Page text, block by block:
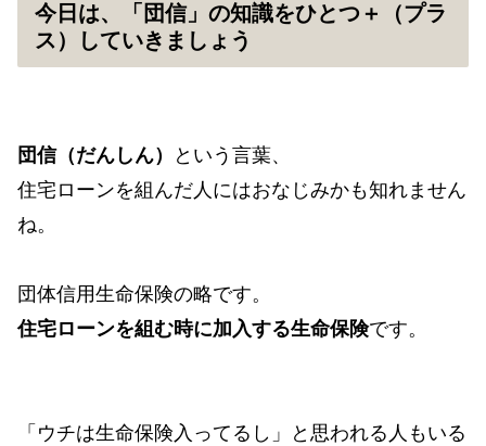
今日は、「団信」の知識をひとつ＋（プラ
ス）していきましょう
団信（だんしん）
という言葉、
住宅ローンを組んだ人にはおなじみかも知れません
ね。
団体信用生命保険の略です。
住宅ローンを組む時に加入する生命保険です。
「ウチは生命保険入ってるし」と思われる人もいる